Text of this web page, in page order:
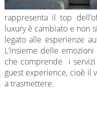
rappresenta il top
luxury è cambiato e non
legato alle esperienze
L’insieme delle
che comprende i servizi
guest experience, cioè il
a trasmettere.